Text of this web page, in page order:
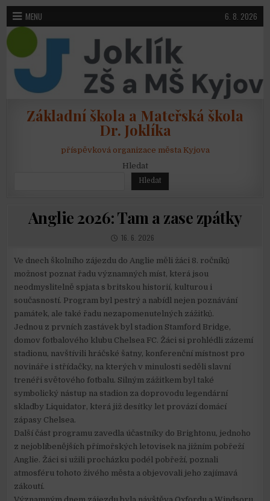
Skip to content
MENU 6. 8. 2026
Základní škola a Mateřská škola
Dr. Joklíka
příspěvková organizace města Kyjova
Hledat
Hledat
Anglie 2026: Tam a zase zpátky
PUBLISHED DATE:
16. 6. 2026
Ve dnech školního zájezdu do Anglie měli žáci 8. ročníků
možnost poznat řadu významných míst, která jsou
neodmyslitelně spjata s britskou historií, kulturou i
současností. Program byl pestrý a nabídl nejen poznávání
památek, ale také řadu nezapomenutelných zážitků.
Jednou z prvních zastávek byl stadion Stamford Bridge,
domov fotbalového klubu Chelsea FC. Žáci si prohlédli zázemí
stadionu, navštívili hráčské šatny, konferenční místnost pro
novináře i střídačky, na kterých v minulosti seděli slavní
trenéři světového fotbalu. Silným zážitkem byl také
symbolický nástup na stadion za doprovodu legendární
skladby Liquidator, která již desítky let provází domácí
zápasy Chelsea.
Další část programu zavedla účastníky do Brightonu, jednoho
z nejoblíbenějších přímořských letovisek na jižním pobřeží
Anglie. Žáci si užili procházku podél pobřeží, poznali
atmosféru tohoto živého města a objevovali jeho zajímavá
zákoutí.